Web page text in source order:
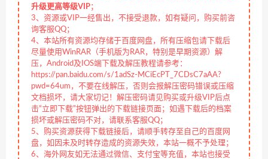
升级更高等级VIP；
3、资源或VIP一经售出，不接受退款，如有疑问，购买前咨
询客服QQ；
4、本站所有资源均存储于百度网盘，所有压缩包请下载后
尽量使用WinRAR（手机版为RAR，特别是早期资源）解
压，Android及IOS端下载及解压教程请参考：
https://pan.baidu.com/s/1adSz-MCiEcPT_7CDsC7aAA?
pwd=64um，不要在线解压，否则会报解压密码错误或压缩
文档损坏，请大家切记！解压密码请见购买或升级VIP后点
击“立即下载”按钮弹出的下载链接页面；如遇下载后的档案
损坏或解压密码不对，请联系客服QQ；
5、购买资源获得下载链接后，请顺手转存至自己的百度网
盘，如因未及时转存造成的资源失效，本站一概不予处理；
6、海外网友如无法通过微信、支付宝等充值，本站也接受